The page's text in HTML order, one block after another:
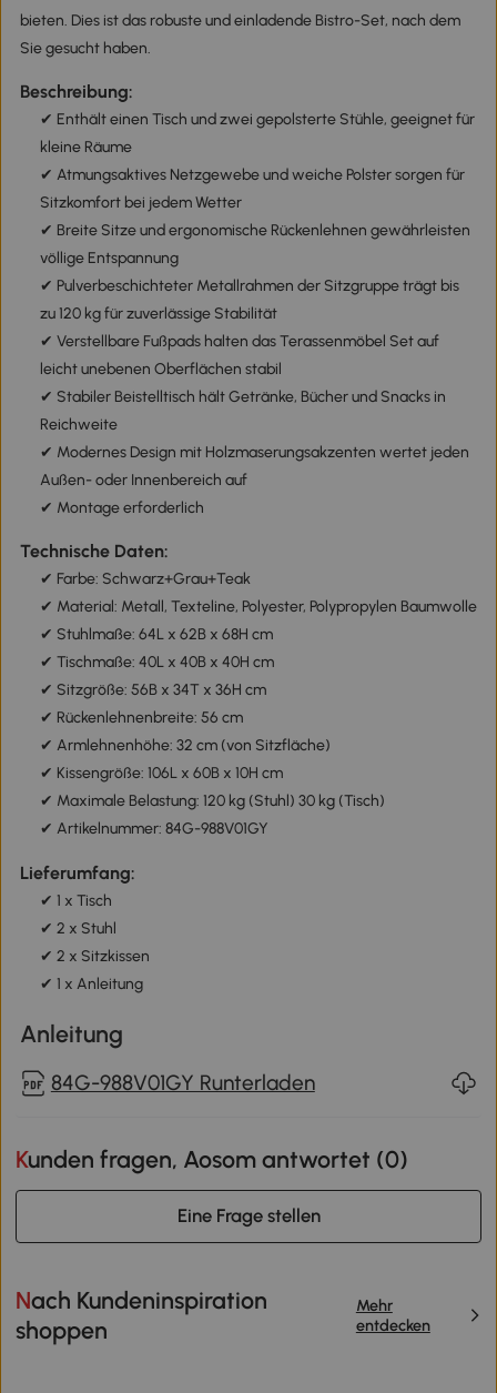
bieten. Dies ist das robuste und einladende Bistro-Set, nach dem
Sie gesucht haben.
Beschreibung:
✔ Enthält einen Tisch und zwei gepolsterte Stühle, geeignet für
kleine Räume
✔ Atmungsaktives Netzgewebe und weiche Polster sorgen für
Sitzkomfort bei jedem Wetter
✔ Breite Sitze und ergonomische Rückenlehnen gewährleisten
völlige Entspannung
✔ Pulverbeschichteter Metallrahmen der Sitzgruppe trägt bis
zu 120 kg für zuverlässige Stabilität
✔ Verstellbare Fußpads halten das Terassenmöbel Set auf
leicht unebenen Oberflächen stabil
✔ Stabiler Beistelltisch hält Getränke, Bücher und Snacks in
Reichweite
✔ Modernes Design mit Holzmaserungsakzenten wertet jeden
Außen- oder Innenbereich auf
✔ Montage erforderlich
Technische Daten:
✔ Farbe: Schwarz+Grau+Teak
✔ Material: Metall, Texteline, Polyester, Polypropylen Baumwolle
✔ Stuhlmaße: 64L x 62B x 68H cm
✔ Tischmaße: 40L x 40B x 40H cm
✔ Sitzgröße: 56B x 34T x 36H cm
✔ Rückenlehnenbreite: 56 cm
✔ Armlehnenhöhe: 32 cm (von Sitzfläche)
✔ Kissengröße: 106L x 60B x 10H cm
✔ Maximale Belastung: 120 kg (Stuhl) 30 kg (Tisch)
✔ Artikelnummer: 84G-988V01GY
Lieferumfang:
✔ 1 x Tisch
✔ 2 x Stuhl
✔ 2 x Sitzkissen
✔ 1 x Anleitung
Anleitung
84G-988V01GY Runterladen
Kunden fragen, Aosom antwortet (0)
Eine Frage stellen
Nach Kundeninspiration
shoppen
Mehr
entdecken